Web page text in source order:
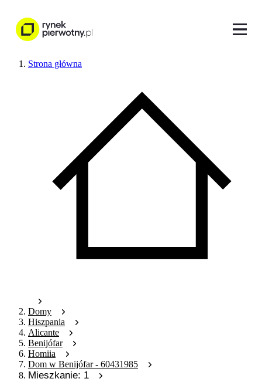
Strona główna
Domy
Hiszpania
Alicante
Benijófar
Homiia
Dom w Benijófar - 60431985
Mieszkanie: 1